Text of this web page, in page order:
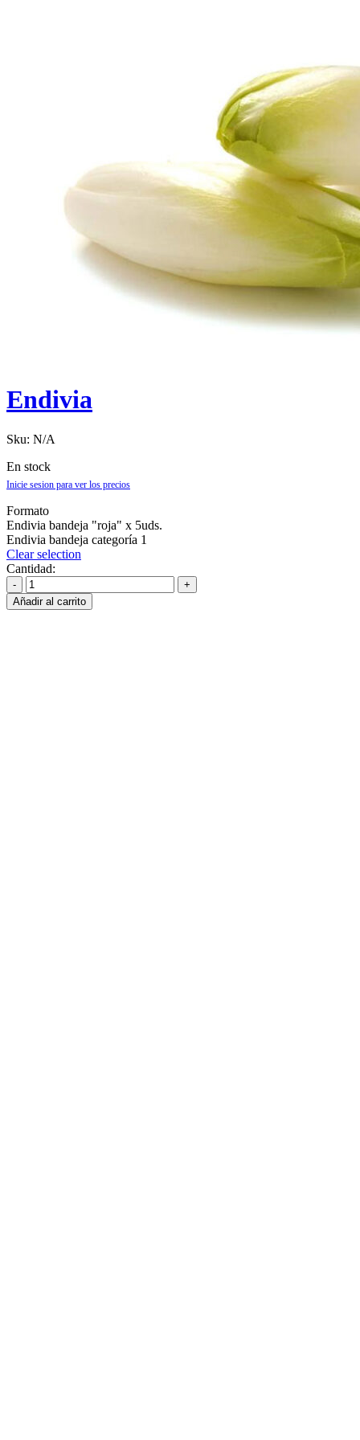
Endivia
Sku: N/A
En stock
Inicie sesion para ver los precios
Formato
Endivia bandeja "roja" x 5uds.
Endivia bandeja categoría 1
Clear selection
Cantidad:
Añadir al carrito